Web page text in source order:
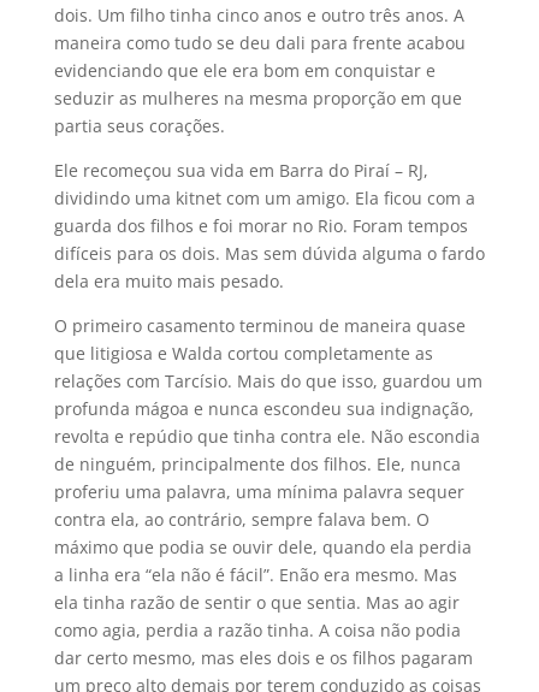
dois. Um filho tinha cinco anos e outro três anos. A
maneira como tudo se deu dali para frente acabou
evidenciando que ele era bom em conquistar e
seduzir as mulheres na mesma proporção em que
partia seus corações.
Ele recomeçou sua vida em Barra do Piraí – RJ,
dividindo uma kitnet com um amigo. Ela ficou com a
guarda dos filhos e foi morar no Rio. Foram tempos
difíceis para os dois. Mas sem dúvida alguma o fardo
dela era muito mais pesado.
O primeiro casamento terminou de maneira quase
que litigiosa e Walda cortou completamente as
relações com Tarcísio. Mais do que isso, guardou um
profunda mágoa e nunca escondeu sua indignação,
revolta e repúdio que tinha contra ele. Não escondia
de ninguém, principalmente dos filhos. Ele, nunca
proferiu uma palavra, uma mínima palavra sequer
contra ela, ao contrário, sempre falava bem. O
máximo que podia se ouvir dele, quando ela perdia
a linha era “ela não é fácil”. Enão era mesmo. Mas
ela tinha razão de sentir o que sentia. Mas ao agir
como agia, perdia a razão tinha. A coisa não podia
dar certo mesmo, mas eles dois e os filhos pagaram
um preço alto demais por terem conduzido as coisas